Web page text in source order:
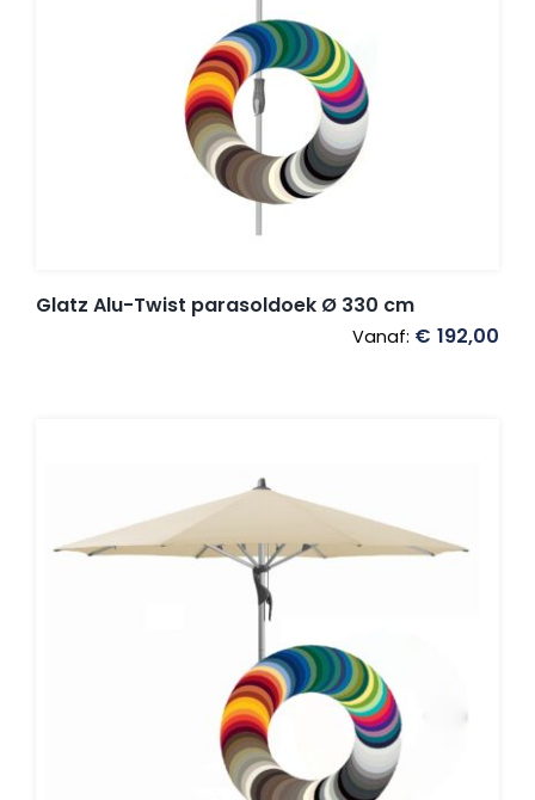
Glatz Alu-Twist parasoldoek Ø 330 cm
Vanaf: € 192,00